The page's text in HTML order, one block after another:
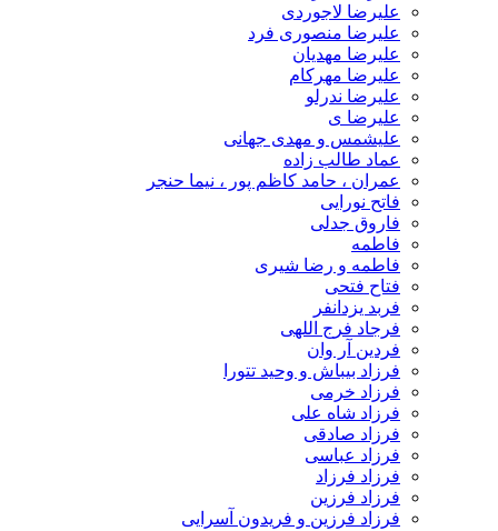
علیرضا لاجوردی
علیرضا منصوری فرد
علیرضا مهدیان
علیرضا مهرکام
علیرضا ندرلو
علیرضا ی
علیشمس و مهدی جهانی
عماد طالب زاده
عمران ، حامد کاظم پور ، نیما حنجر
فاتح نورایی
فاروق جدلی
فاطمه
فاطمه و رضا شیری
فتاح فتحی
فربد یزدانفر
فرجاد فرج اللهی
فردین آر وان
فرزاد بیباش و وحید تتورا
فرزاد خرمی
فرزاد شاه علی
فرزاد صادقی
فرزاد عباسی
فرزاد فرزاد
فرزاد فرزین
فرزاد فرزین و فریدون آسرایی